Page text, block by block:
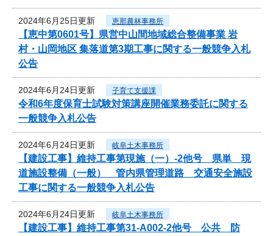
2024年6月25日更新 恵那農林事務所
【恵中第0601号】県営中山間地域総合整備事業 岩
村・山岡地区 集落道第3期工事に関する一般競争入札
公告
2024年6月24日更新 子育て支援課
令和6年度保育士試験対策講座開催業務委託に関する
一般競争入札公告
2024年6月24日更新 岐阜土木事務所
【建設工事】維持工事第現施（一）-2他号 県単 現
道施設整備（一般） 管内県管理道路 交通安全施設
工事に関する一般競争入札公告
2024年6月24日更新 岐阜土木事務所
【建設工事】維持工事第31-A002-2他号 公共 防